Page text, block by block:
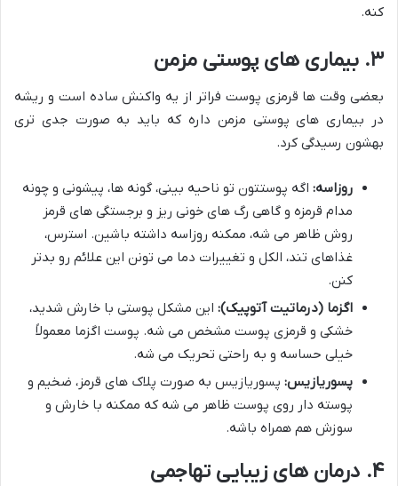
کنه.
۳. بیماری های پوستی مزمن
بعضی وقت ها قرمزی پوست فراتر از یه واکنش ساده است و ریشه
در بیماری های پوستی مزمن داره که باید به صورت جدی تری
بهشون رسیدگی کرد.
روزاسه: اگه پوستتون تو ناحیه بینی، گونه ها، پیشونی و چونه
مدام قرمزه و گاهی رگ های خونی ریز و برجستگی های قرمز
روش ظاهر می شه، ممکنه روزاسه داشته باشین. استرس،
غذاهای تند، الکل و تغییرات دما می تونن این علائم رو بدتر
کنن.
اگزما (درماتیت آتوپیک): این مشکل پوستی با خارش شدید،
خشکی و قرمزی پوست مشخص می شه. پوست اگزما معمولاً
خیلی حساسه و به راحتی تحریک می شه.
پسوریازیس: پسوریازیس به صورت پلاک های قرمز، ضخیم و
پوسته دار روی پوست ظاهر می شه که ممکنه با خارش و
سوزش هم همراه باشه.
۴. درمان های زیبایی تهاجمی